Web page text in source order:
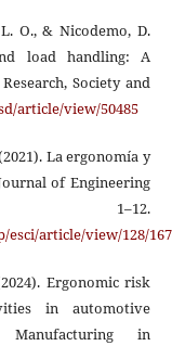
O., & Nicodemo, D.
load handling: A
Society and
article/view/50485
La ergonomía y
of Engineering
1–12.
article/view/128/167
Ergonomic risk
in automotive
in